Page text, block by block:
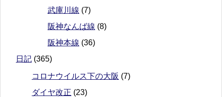
武庫川線 (7)
阪神なんば線 (8)
阪神本線 (36)
日記 (365)
コロナウイルス下の大阪 (7)
ダイヤ改正 (23)